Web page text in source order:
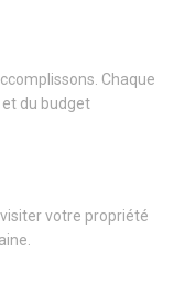
Chaque
du budget
votre propriété